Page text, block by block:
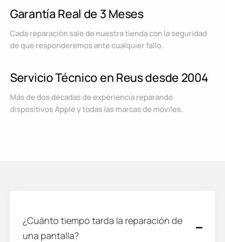
Garantía Real de 3 Meses
Cada reparación sale de nuestra tienda con la seguridad
de que responderemos ante cualquier fallo.
Servicio Técnico en Reus desde 2004
Más de dos décadas de experiencia reparando
dispositivos Apple y todas las marcas de móviles.
¿Cuánto tiempo tarda la reparación de
una pantalla?